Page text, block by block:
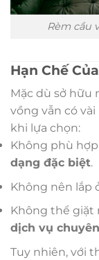
Rèm cầu
Hạn Chế
Mặc dù sở hữu
vồng vẫn có
khi lựa chọn:
Không phù
dạng đặc biệt.
Không nên lắp
Không thể giặt
dịch vụ
Tuy nhiên, với